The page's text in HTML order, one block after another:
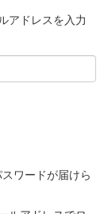
アドレスを入力
ワードが届けら